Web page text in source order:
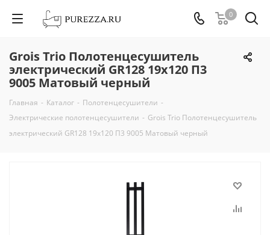
0
Grois Trio Полотенцесушитель
электрический GR128 19х120 П3
9005 Матовый черный
Главная - Каталог - Полотенцесушители -
Электрические полотенцесушители - Grois Trio Полотенцесушитель
электрический GR128 19х120 П3 9005 Матовый черный